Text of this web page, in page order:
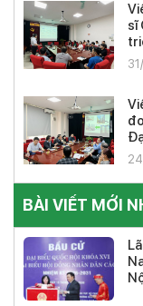
sĩ
BÀI VIẾT MỚI